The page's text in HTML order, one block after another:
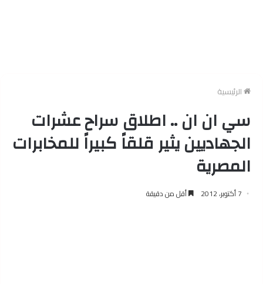
الرئيسية
سي ان ان .. اطلاق سراح عشرات
الجهاديين يثير قلقاً كبيراً للمخابرات
المصرية
7 أكتوبر، 2012 أقل من دقيقة